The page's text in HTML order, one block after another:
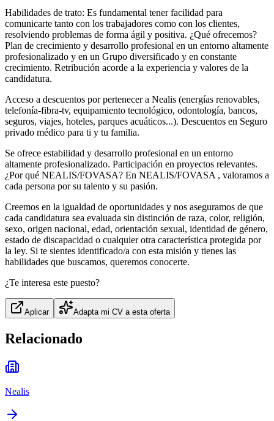
Habilidades de trato: Es fundamental tener facilidad para
comunicarte tanto con los trabajadores como con los clientes,
resolviendo problemas de forma ágil y positiva. ¿Qué ofrecemos?
Plan de crecimiento y desarrollo profesional en un entorno altamente
profesionalizado y en un Grupo diversificado y en constante
crecimiento. Retribución acorde a la experiencia y valores de la
candidatura.
Acceso a descuentos por pertenecer a Nealis (energías renovables,
telefonía-fibra-tv, equipamiento tecnológico, odontología, bancos,
seguros, viajes, hoteles, parques acuáticos...). Descuentos en Seguro
privado médico para ti y tu familia.
Se ofrece estabilidad y desarrollo profesional en un entorno
altamente profesionalizado. Participación en proyectos relevantes.
¿Por qué NEALIS/FOVASA? En NEALIS/FOVASA , valoramos a
cada persona por su talento y su pasión.
Creemos en la igualdad de oportunidades y nos aseguramos de que
cada candidatura sea evaluada sin distinción de raza, color, religión,
sexo, origen nacional, edad, orientación sexual, identidad de género,
estado de discapacidad o cualquier otra característica protegida por
la ley. Si te sientes identificado/a con esta misión y tienes las
habilidades que buscamos, queremos conocerte.
¿Te interesa este puesto?
Aplicar Adapta mi CV a esta oferta
Relacionado
Nealis